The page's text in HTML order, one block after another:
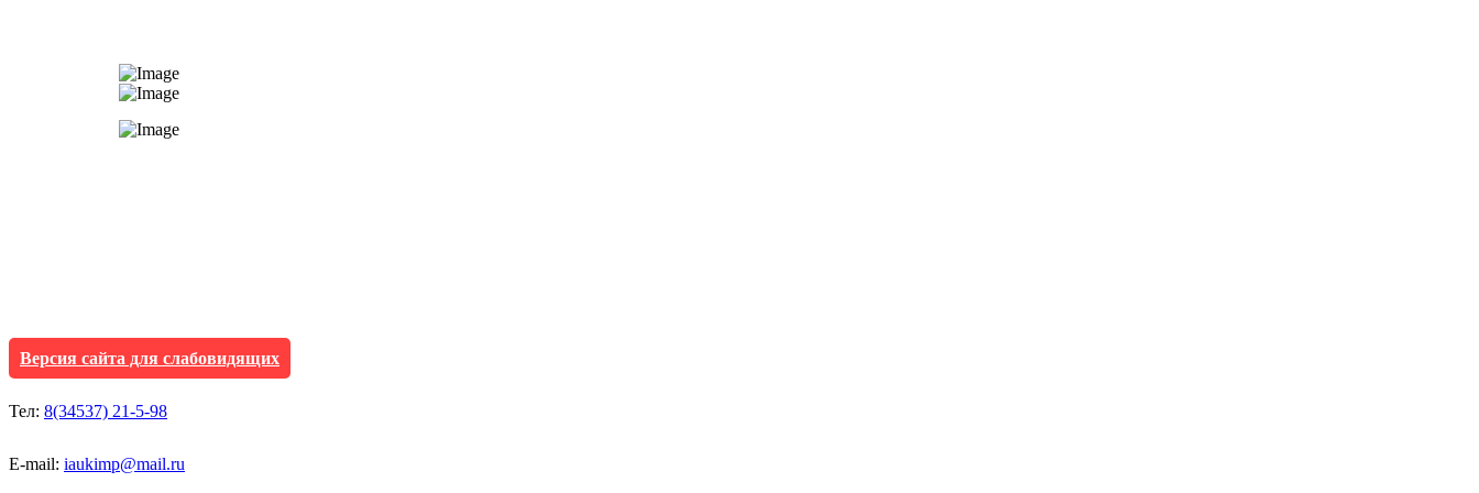
Версия сайта для слабовидящих
Тел: 8(34537) 21-5-98
E-mail: iaukimp@mail.ru